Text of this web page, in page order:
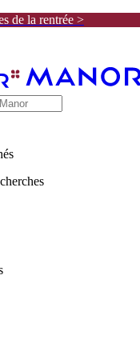
de la rentrée >